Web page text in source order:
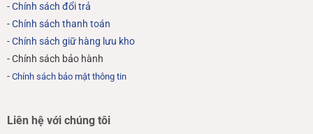
-Chính sách đổi trả
-Chính sách thanh toán
-Chính sách giữ hàng lưu kho
- Chính sách bảo hành
- Chính sách bảo mật thông tin
Liên hệ với chúng tôi